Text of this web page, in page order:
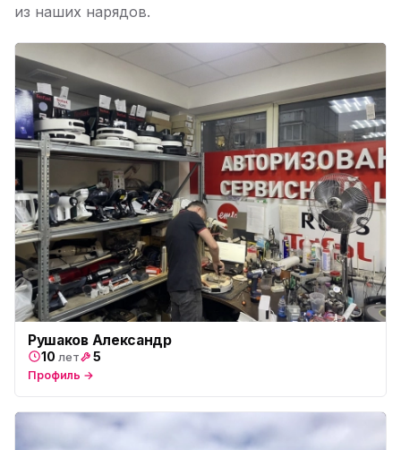
из наших нарядов.
Рушаков Александр
10 лет 5
Профиль →